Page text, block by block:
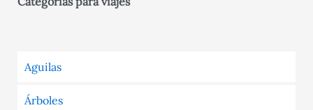
Aguilas
Árboles